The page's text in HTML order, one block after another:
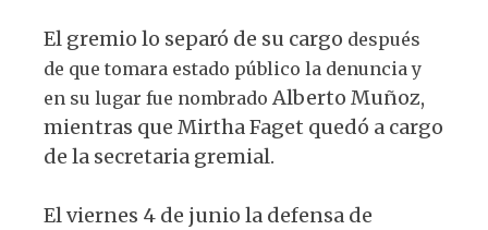
El gremio lo separó de su cargo después
de que tomara estado público la denuncia y
en su lugar fue nombrado Alberto Muñoz,
mientras que Mirtha Faget quedó a cargo
de la secretaria gremial.
El viernes 4 de junio la defensa de